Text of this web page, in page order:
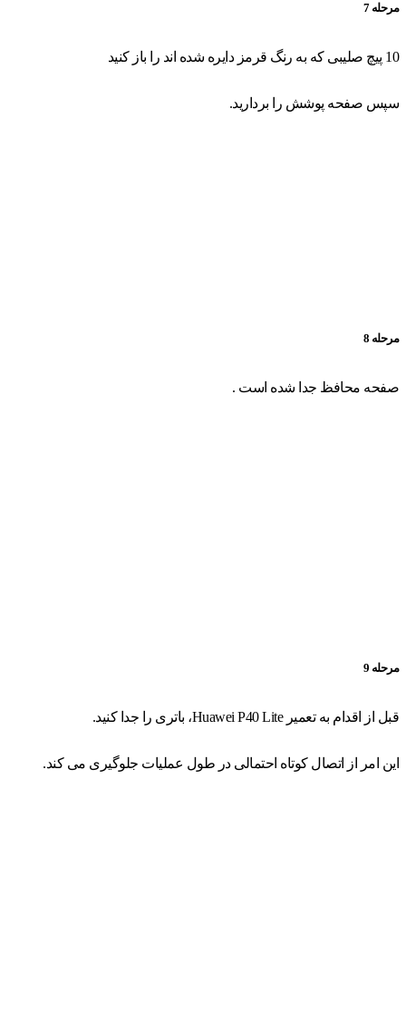
مرحله 7
10 پیچ صلیبی که به رنگ قرمز دایره شده اند را باز کنید
سپس صفحه پوشش را بردارید.
مرحله 8
صفحه محافظ جدا شده است .
مرحله 9
قبل از اقدام به تعمیر Huawei P40 Lite، باتری را جدا کنید.
این امر از اتصال کوتاه احتمالی در طول عملیات جلوگیری می کند.